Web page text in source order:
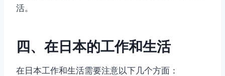
活。
四、在日本的工作和生活
在日本工作和生活需要注意以下几个方面：